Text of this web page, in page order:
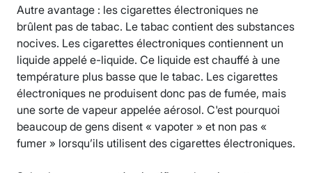
Autre avantage : les cigarettes électroniques ne
brûlent pas de tabac. Le tabac contient des substances
nocives. Les cigarettes électroniques contiennent un
liquide appelé e-liquide. Ce liquide est chauffé à une
température plus basse que le tabac. Les cigarettes
électroniques ne produisent donc pas de fumée, mais
une sorte de vapeur appelée aérosol. C'est pourquoi
beaucoup de gens disent « vapoter » et non pas «
fumer » lorsqu’ils utilisent des cigarettes électroniques.